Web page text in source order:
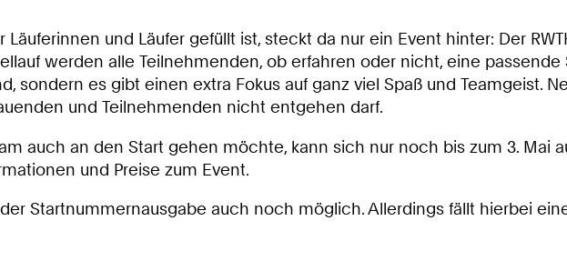
und Läufer gefüllt ist, steckt da nur ein Event hinter: Der
werden alle Teilnehmenden, ob erfahren oder nicht, eine
sondern es gibt einen extra Fokus auf ganz viel Spaß und Teamgeist.
und Teilnehmenden nicht entgehen darf.
auch an den Start gehen möchte, kann sich nur noch bis zum 3. Mai
und Preise zum Event.
Startnummernausgabe auch noch möglich. Allerdings fällt hierbei